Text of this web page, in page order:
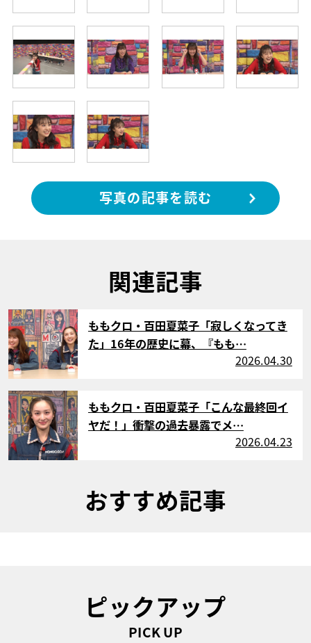
写真の記事を読む
関連記事
サムネイル
ももクロ・百田夏菜子「寂しくなってき
た」16年の歴史に幕、『もも…
2026.04.30
サムネイル
ももクロ・百田夏菜子「こんな最終回イ
ヤだ！」衝撃の過去暴露でメ…
2026.04.23
おすすめ記事
ピックアップ
PICK UP